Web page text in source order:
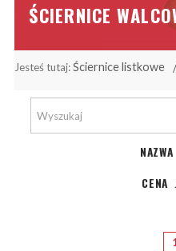
ŚCIERNICE
Jesteś tutaj:Ściernice listkowe
NAZWA
CENA